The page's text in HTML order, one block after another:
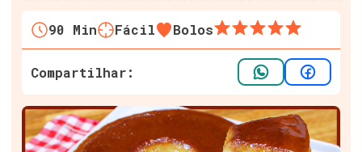
90 Min Fácil Bolos
Compartilhar: